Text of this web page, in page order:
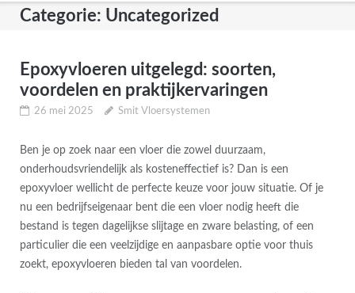
Categorie: Uncategorized
Epoxyvloeren uitgelegd: soorten,
voordelen en praktijkervaringen
26 mei 2025 Smit Vloersystemen
Ben je op zoek naar een vloer die zowel duurzaam,
onderhoudsvriendelijk als kosteneffectief is? Dan is een
epoxyvloer wellicht de perfecte keuze voor jouw situatie. Of je
nu een bedrijfseigenaar bent die een vloer nodig heeft die
bestand is tegen dagelijkse slijtage en zware belasting, of een
particulier die een veelzijdige en aanpasbare optie voor thuis
zoekt, epoxyvloeren bieden tal van voordelen.